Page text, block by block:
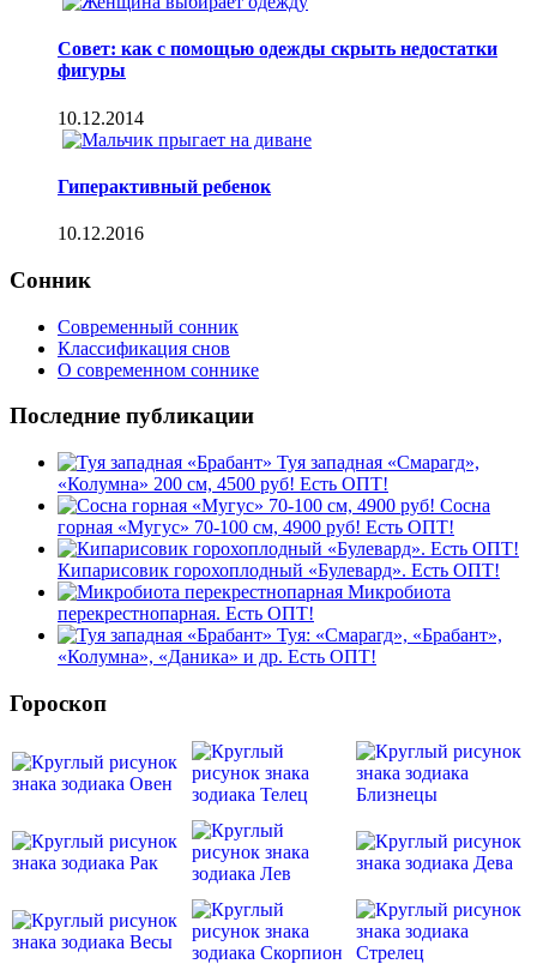
Совет: как с помощью одежды скрыть недостатки
фигуры
10.12.2014
Гиперактивный ребенок
10.12.2016
Сонник
Современный сонник
Классификация снов
О современном соннике
Последние публикации
Туя западная «Смарагд»,
«Колумна» 200 см, 4500 руб! Есть ОПТ!
Сосна
горная «Мугус» 70-100 см, 4900 руб! Есть ОПТ!
Кипарисовик горохоплодный «Булевард». Есть ОПТ!
Микробиота
перекрестнопарная. Есть ОПТ!
Туя: «Смарагд», «Брабант»,
«Колумна», «Даника» и др. Есть ОПТ!
Гороскоп